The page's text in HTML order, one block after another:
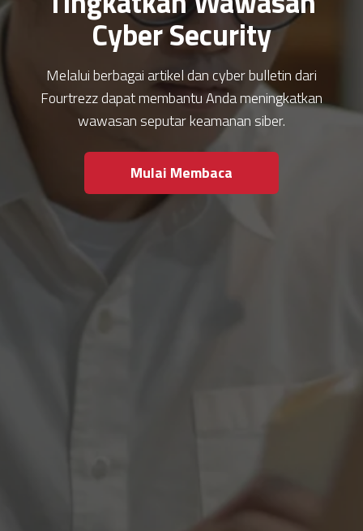
Cyber Security
Melalui berbagai artikel dan cyber bulletin dari
Fourtrezz dapat membantu Anda meningkatkan
wawasan seputar keamanan siber.
Mulai Membaca